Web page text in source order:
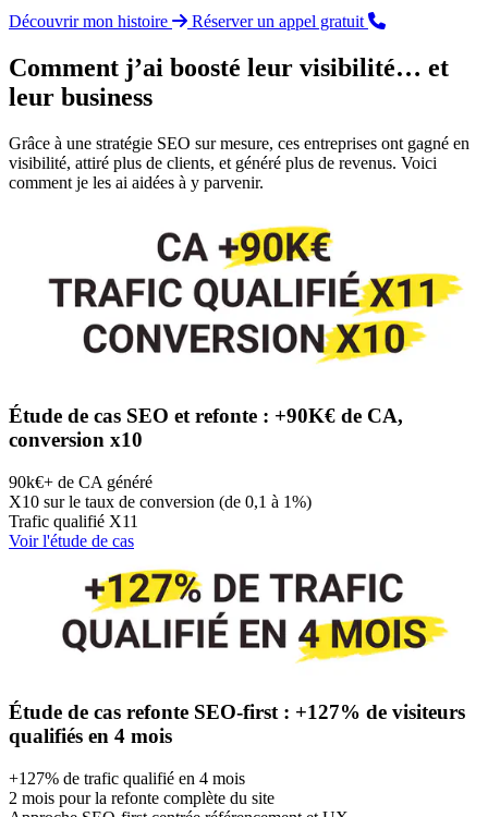
Découvrir mon histoire
Réserver un appel gratuit
Comment j’ai boosté leur visibilité… et
leur business
Grâce à une stratégie SEO sur mesure, ces entreprises ont gagné en
visibilité, attiré plus de clients, et généré plus de revenus. Voici
comment je les ai aidées à y parvenir.
Étude de cas SEO et refonte : +90K€ de CA,
conversion x10
90k€+ de CA généré
X10 sur le taux de conversion (de 0,1 à 1%)
Trafic qualifié X11
Voir l'étude de cas
Étude de cas refonte SEO-first : +127% de visiteurs
qualifiés en 4 mois
+127% de trafic qualifié en 4 mois
2 mois pour la refonte complète du site